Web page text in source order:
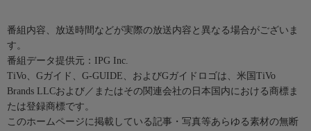
番組内容、放送時間などが実際の放送内容と異なる場合がございま
す。
番組データ提供元：IPG Inc.
TiVo、Gガイド、G-GUIDE、およびGガイドロゴは、米国TiVo
Brands LLCおよび／またはその関連会社の日本国内における商標ま
たは登録商標です。
このホームページに掲載している記事・写真等あらゆる素材の無断